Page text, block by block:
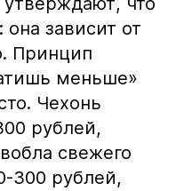
она зависит от
Принцип
меньше»
Чехонь
рублей,
свежего
300 рублей,